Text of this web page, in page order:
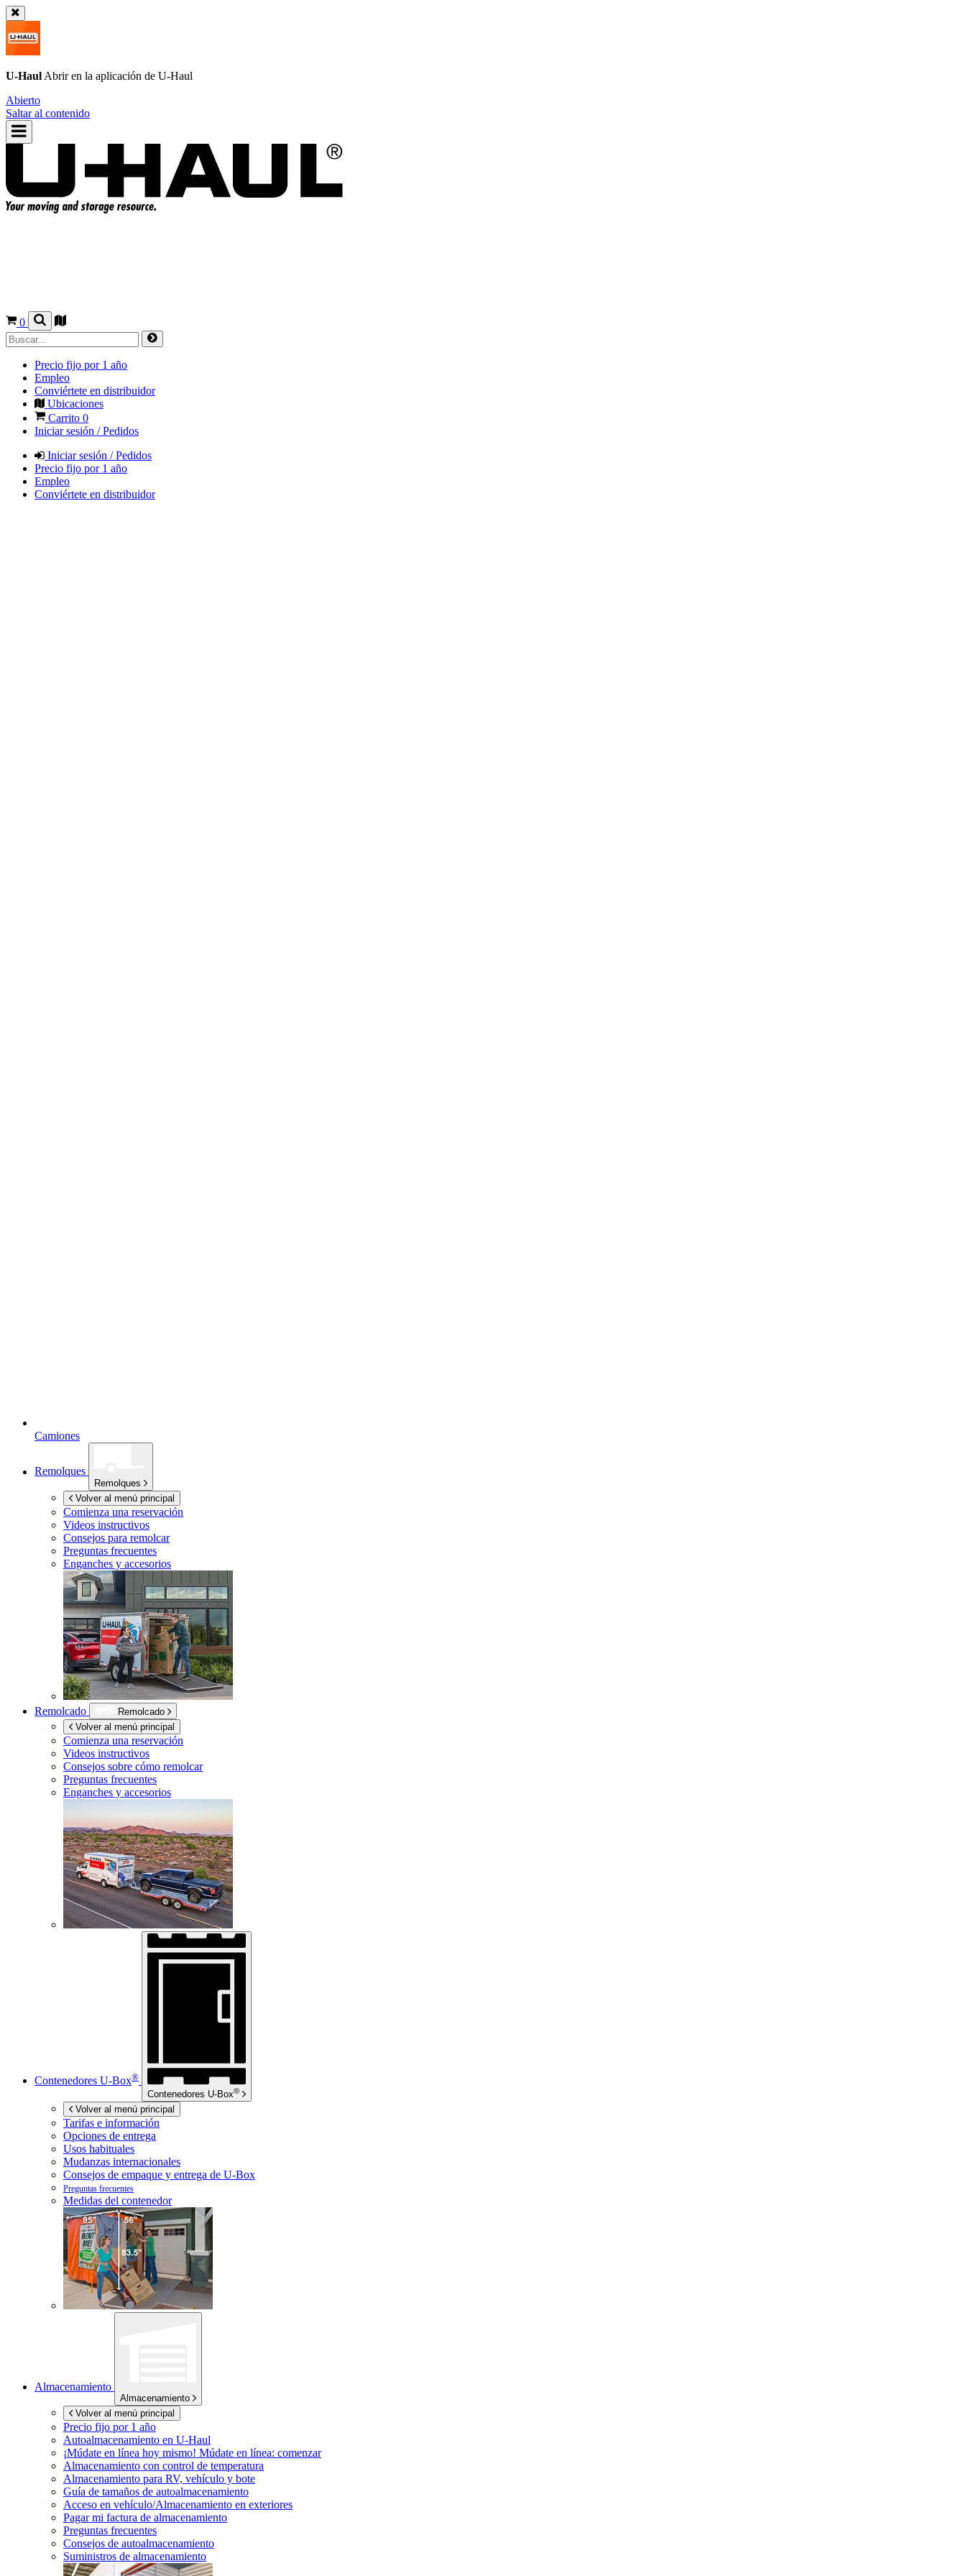
U-Haul Abrir en la aplicación de U-Haul
Abierto
Saltar al contenido
0
Precio fijo por 1 año
Empleo
Conviértete en distribuidor
Ubicaciones
Carrito 0
Iniciar sesión / Pedidos
Iniciar sesión / Pedidos
Precio fijo por 1 año
Empleo
Conviértete en distribuidor
Camiones
Remolques
Remolques
Volver al menú principal
Comienza una reservación
Videos instructivos
Consejos para remolcar
Preguntas frecuentes
Enganches y accesorios
Remolcado
Remolcado
Volver al menú principal
Comienza una reservación
Videos instructivos
Consejos sobre cómo remolcar
Preguntas frecuentes
Enganches y accesorios
Contenedores U-Box®
Contenedores U-Box®
Volver al menú principal
Tarifas e información
Opciones de entrega
Usos habituales
Mudanzas internacionales
Consejos de empaque y entrega de U-Box
Preguntas frecuentes
Medidas del contenedor
Almacenamiento
Almacenamiento
Volver al menú principal
Precio fijo por 1 año
Autoalmacenamiento en U-Haul
¡Múdate en línea hoy mismo! Múdate en línea: comenzar
Almacenamiento con control de temperatura
Almacenamiento para RV, vehículo y bote
Guía de tamaños de autoalmacenamiento
Acceso en vehículo/Almacenamiento en exteriores
Pagar mi factura de almacenamiento
Preguntas frecuentes
Consejos de autoalmacenamiento
Suministros de almacenamiento